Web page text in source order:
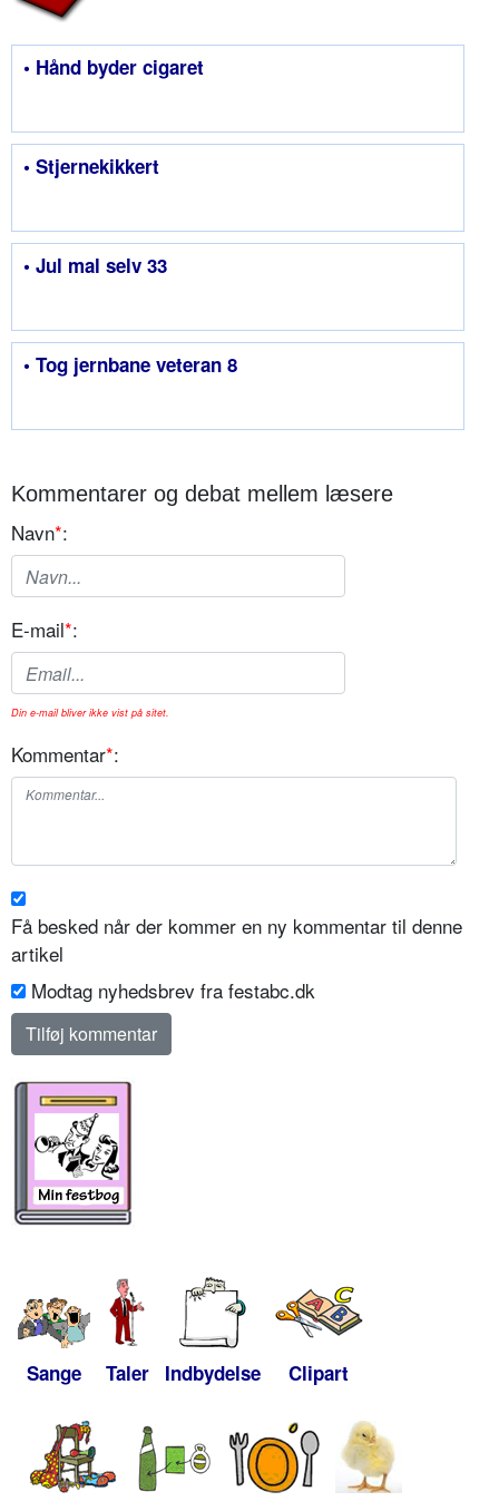
• Hånd byder cigaret
• Stjernekikkert
• Jul mal selv 33
• Tog jernbane veteran 8
Kommentarer og debat mellem læsere
Navn*:
E-mail*:
Din e-mail bliver ikke vist på sitet.
Kommentar*:
Få besked når der kommer en ny kommentar til denne
artikel
Modtag nyhedsbrev fra festabc.dk
Sange Taler Indbydelse Clipart